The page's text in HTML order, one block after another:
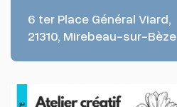
6 ter Place Général Viard,
21310, Mirebeau-sur-Bèze